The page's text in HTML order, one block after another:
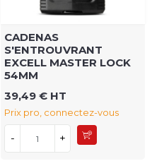
CADENAS
S'ENTROUVRANT
EXCELL MASTER LOCK
54MM
39,49 € HT
Prix pro, connectez-vous
- +